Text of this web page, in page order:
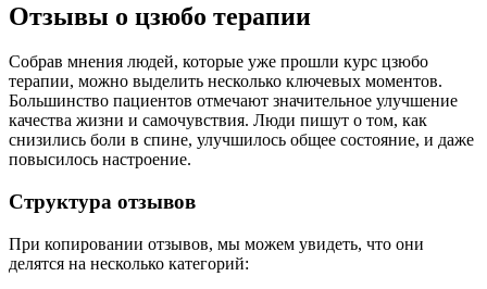
Отзывы о цзюбо терапии
Собрав мнения людей, которые уже прошли курс цзюбо
терапии, можно выделить несколько ключевых моментов.
Большинство пациентов отмечают значительное улучшение
качества жизни и самочувствия. Люди пишут о том, как
снизились боли в спине, улучшилось общее состояние, и даже
повысилось настроение.
Структура отзывов
При копировании отзывов, мы можем увидеть, что они
делятся на несколько категорий: